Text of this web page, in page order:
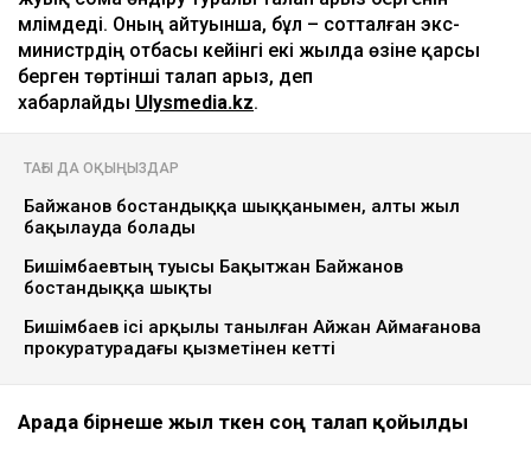
мәлімдеді. Оның айтуынша, бұл – сотталған экс-
министрдің отбасы кейінгі екі жылда өзіне қарсы
берген төртінші талап арыз, деп
хабарлайды Ulysmedia.kz.
ТАҒЫ ДА ОҚЫҢЫЗДАР
Байжанов бостандыққа шыққанымен, алты жыл
бақылауда болады
Бишімбаевтың туысы Бақытжан Байжанов
бостандыққа шықты
Бишімбаев ісі арқылы танылған Айжан Аймағанова
прокуратурадағы қызметінен кетті
Арада бірнеше жыл өткен соң талап қойылды